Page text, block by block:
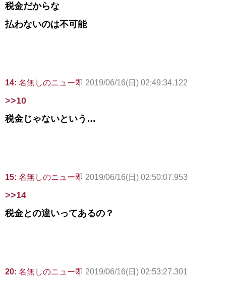
税金だからな
払わないのは不可能
14: 名無しのニュー即 2019/06/16(日) 02:49:34.122
>>10
税金じゃないという…
15: 名無しのニュー即 2019/06/16(日) 02:50:07.953
>>14
税金との違いってあるの？
20: 名無しのニュー即 2019/06/16(日) 02:53:27.301